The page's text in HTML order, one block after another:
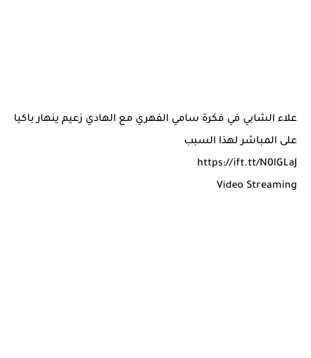
علاء الشابي في فكرة سامي الفهري مع الهادي زعيم ينهار باكيا
على المباشر لهذا السبب
https://ift.tt/N0lGLaJ
Video Streaming